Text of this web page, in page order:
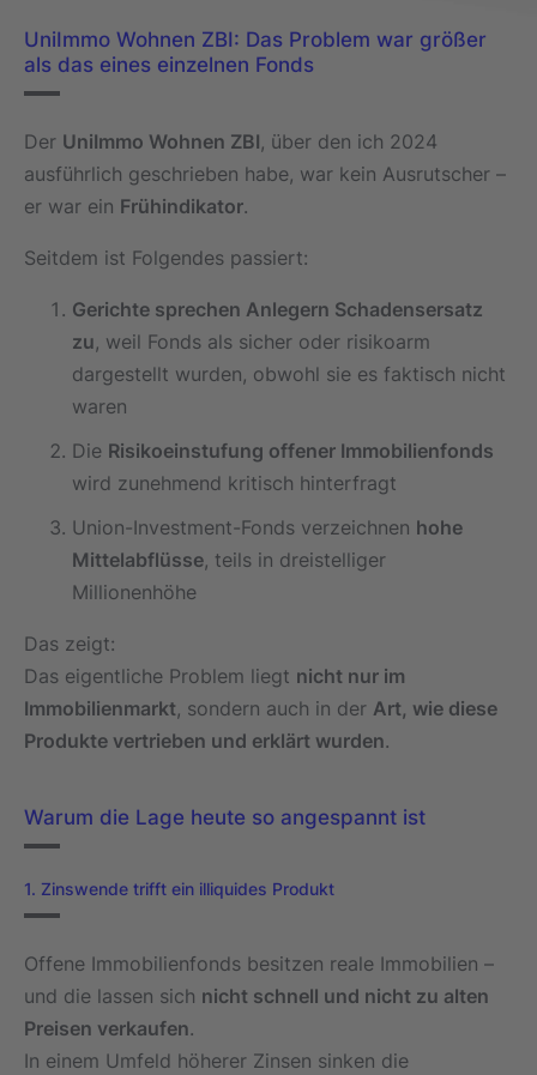
UniImmo Wohnen ZBI: Das Problem war größer
als das eines einzelnen Fonds
Der UniImmo Wohnen ZBI, über den ich 2024
ausführlich geschrieben habe, war kein Ausrutscher –
er war ein Frühindikator.
Seitdem ist Folgendes passiert:
Gerichte sprechen Anlegern Schadensersatz
zu, weil Fonds als sicher oder risikoarm
dargestellt wurden, obwohl sie es faktisch nicht
waren
Die Risikoeinstufung offener Immobilienfonds
wird zunehmend kritisch hinterfragt
Union-Investment-Fonds verzeichnen hohe
Mittelabflüsse, teils in dreistelliger
Millionenhöhe
Das zeigt:
Das eigentliche Problem liegt nicht nur im
Immobilienmarkt, sondern auch in der Art, wie diese
Produkte vertrieben und erklärt wurden.
Warum die Lage heute so angespannt ist
1. Zinswende trifft ein illiquides Produkt
Offene Immobilienfonds besitzen reale Immobilien –
und die lassen sich nicht schnell und nicht zu alten
Preisen verkaufen.
In einem Umfeld höherer Zinsen sinken die